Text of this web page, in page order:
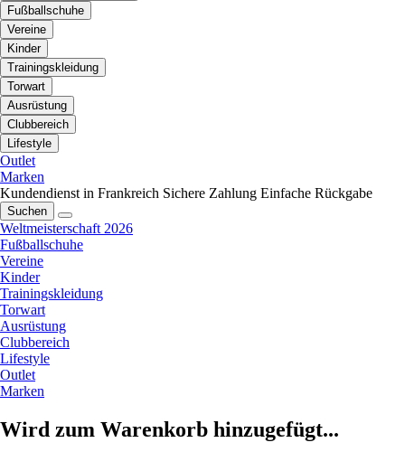
Fußballschuhe
Vereine
Kinder
Trainingskleidung
Torwart
Ausrüstung
Clubbereich
Lifestyle
Outlet
Marken
Kundendienst in Frankreich Sichere Zahlung Einfache Rückgabe
Suchen
Weltmeisterschaft 2026
Fußballschuhe
Vereine
Kinder
Trainingskleidung
Torwart
Ausrüstung
Clubbereich
Lifestyle
Outlet
Marken
Wird zum Warenkorb hinzugefügt...